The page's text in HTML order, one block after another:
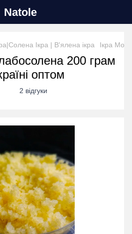
Natole
Ікра | В'ялена ікра Ікра
200 грам
оптом
2 відгуки